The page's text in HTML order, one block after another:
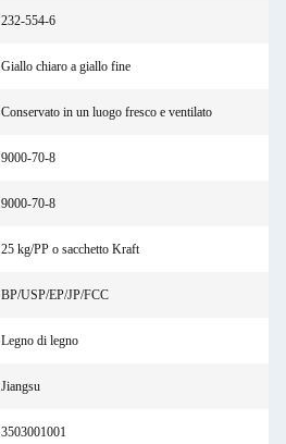
232-554-6
Giallo chiaro a giallo fine
Conservato in un luogo fresco e ventilato
9000-70-8
9000-70-8
25 kg/PP o sacchetto Kraft
BP/USP/EP/JP/FCC
Legno di legno
Jiangsu
3503001001